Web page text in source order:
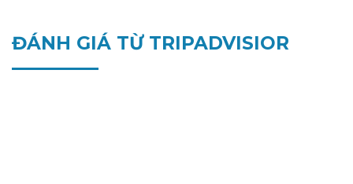
ĐÁNH GIÁ TỪ TRIPADVISIOR